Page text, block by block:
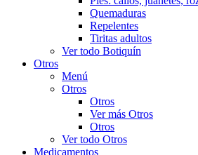
Quemaduras
Repelentes
Tiritas adultos
Ver todo Botiquín
Otros
Menú
Otros
Otros
Ver más Otros
Otros
Ver todo Otros
Medicamentos